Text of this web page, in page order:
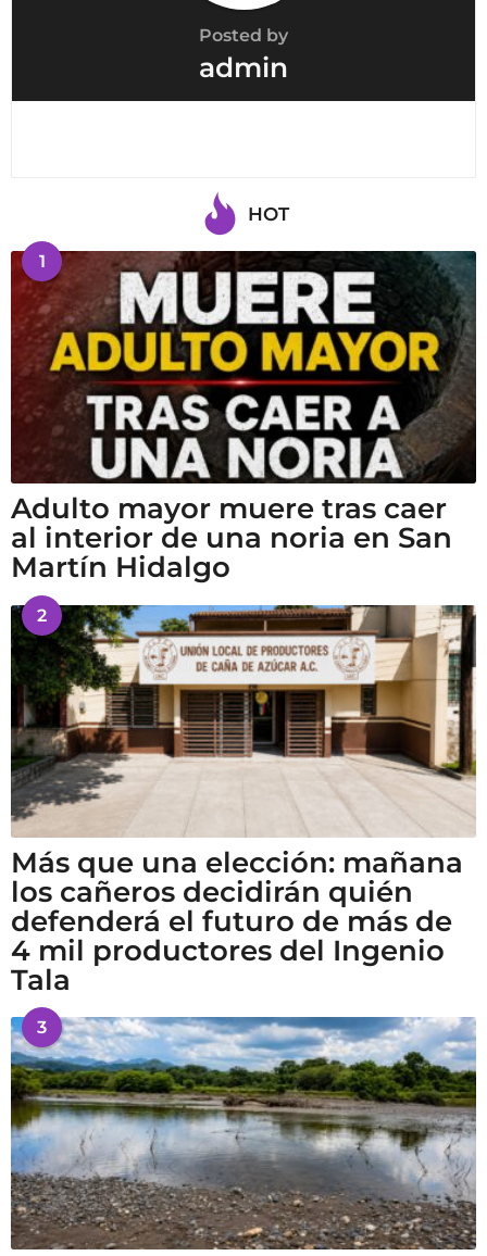
Posted by
admin
HOT
1
Adulto mayor muere tras caer
al interior de una noria en San
Martín Hidalgo
2
Más que una elección: mañana
los cañeros decidirán quién
defenderá el futuro de más de
4 mil productores del Ingenio
Tala
3